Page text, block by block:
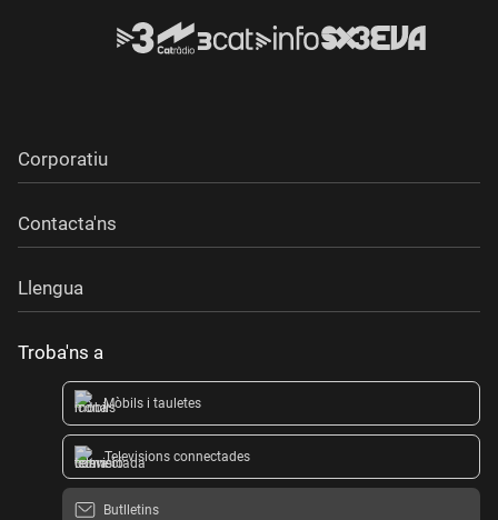
Corporatiu
Contacta'ns
Llengua
Troba'ns a
Mòbils i tauletes
Televisions connectades
Butlletins